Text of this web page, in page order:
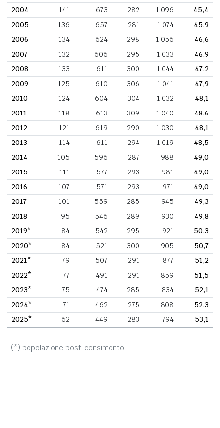
2004
141 673 282 1.096
45,4
2005
136 657 281 1.074
45,9
2006
134 624 298 1.056
46,6
2007
132 606 295 1.033
46,9
2008
133 611 300 1.044
47,2
2009
125 610 306 1.041
47,9
2010
124 604 304 1.032
48,1
2011
118 613 309 1.040
48,6
2012
121 619 290 1.030
48,1
2013
114 611 294 1.019
48,5
2014
105 596 287 988
49,0
2015
111 577 293 981
49,0
2016
107 571 293 971
49,0
2017
101 559 285 945
49,3
2018
95 546 289 930
49,8
2019*
84 542 295 921
50,3
2020*
84 521 300 905
50,7
2021*
79 507 291 877
51,2
2022*
77 491 291 859
51,5
2023*
75 474 285 834
52,1
2024*
71 462 275 808
52,3
2025*
62 449 283 794 53,1
(*) popolazione post-censimento